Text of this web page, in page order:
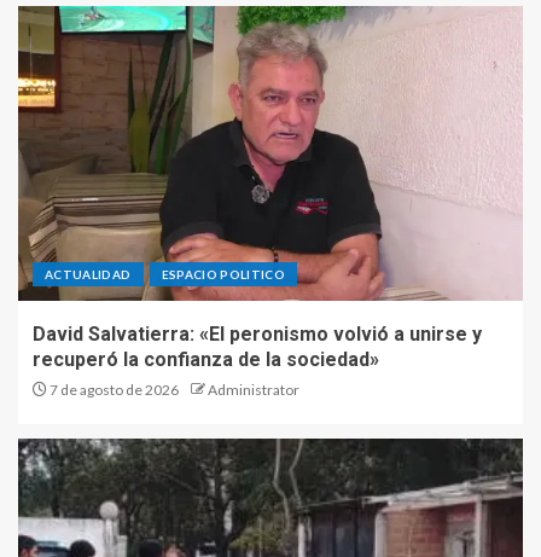
ACTUALIDAD ESPACIO POLITICO
David Salvatierra: «El peronismo volvió a unirse y
recuperó la confianza de la sociedad»
7 de agosto de 2026 Administrator